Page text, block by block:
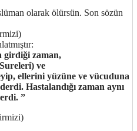
olarak ölürsün. Son sözün
girdiği zaman,
ve
ellerini yüzüne ve vücuduna
Hastalandığı zaman aynı
”